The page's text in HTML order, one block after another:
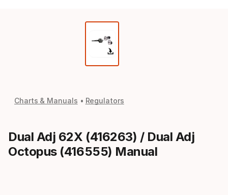
Charts & Manuals Regulators
Dual Adj 62X (416263) / Dual Adj
Octopus (416555) Manual